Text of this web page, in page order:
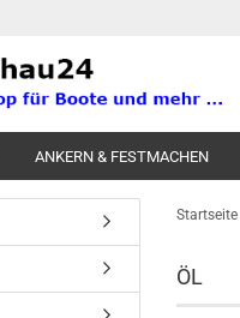
ANKERN & FESTMACHEN
GESCHENKARTIKEL
Startseite
ÖL